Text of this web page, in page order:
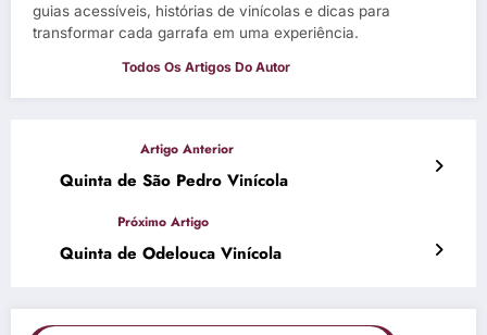
guias acessíveis, histórias de vinícolas e dicas para
transformar cada garrafa em uma experiência.
Quinta de São Pedro Vinícola
Quinta de Odelouca Vinícola